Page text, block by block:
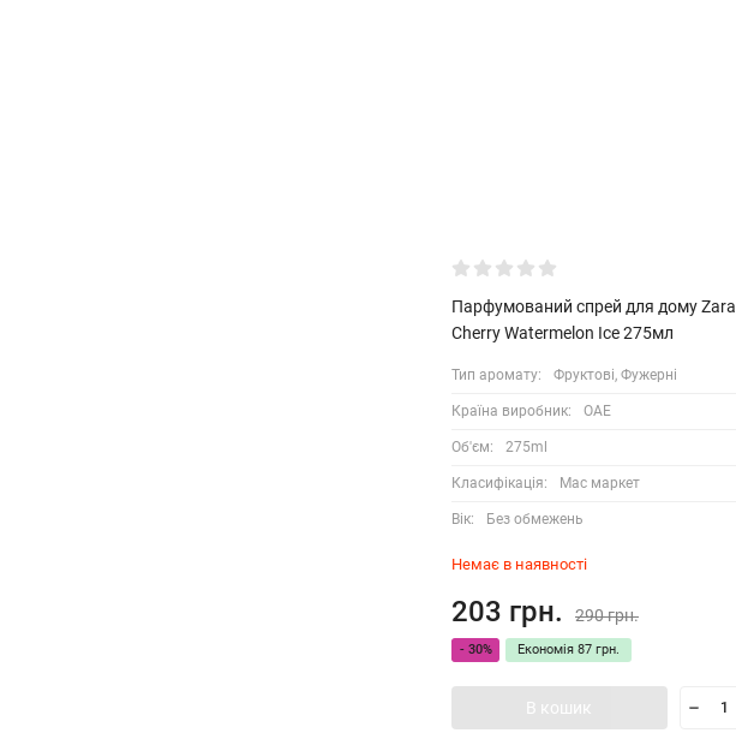
Парфумований спрей для дому Zara
Cherry Watermelon Ice 275мл
Тип аромату: Фруктові, Фужерні
Країна виробник: ОАЕ
Об'єм: 275ml
Класифікація: Мас маркет
Вік: Без обмежень
Немає в наявності
203 грн. 290 грн.
- 30% Економія 87 грн.
В кошик